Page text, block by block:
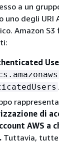
a un
uno degli URI
Amazon
.
di
AWS a
Tuttavia, tutte